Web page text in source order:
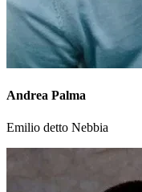
Andrea Palma
Emilio detto Nebbia